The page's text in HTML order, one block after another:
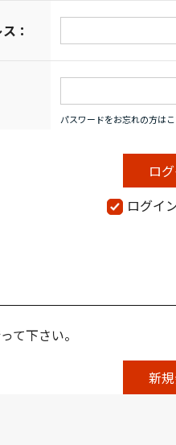
：
パスワードをお忘れの方は
ログイ
て下さい。